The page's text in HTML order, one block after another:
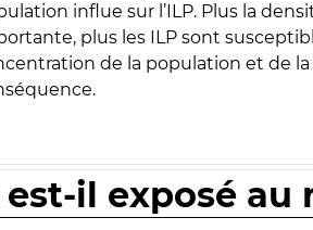
influe sur l’ILP. Plus la
plus les ILP sont
de la population et de
il exposé au